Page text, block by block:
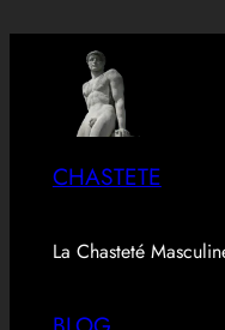
CHASTETE
La Chasteté